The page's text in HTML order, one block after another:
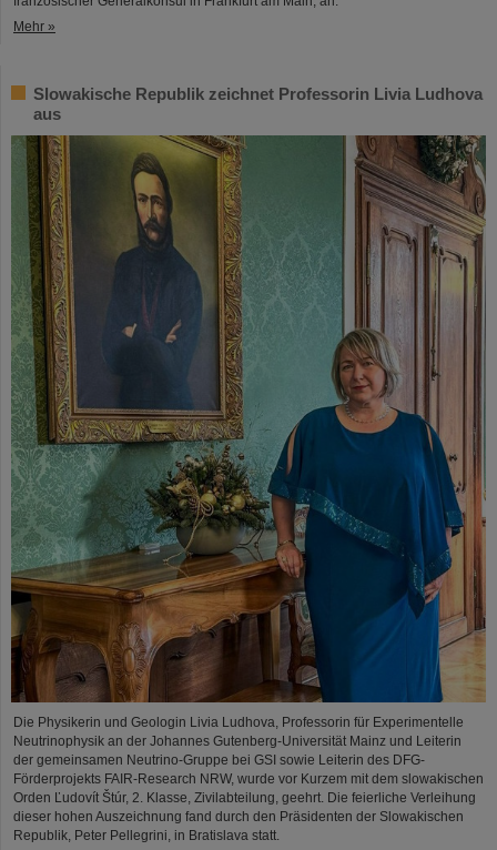
Mehr »
Slowakische Republik zeichnet Professorin Livia Ludhova
aus
Die Physikerin und Geologin Livia Ludhova, Professorin für Experimentelle
Neutrinophysik an der Johannes Gutenberg-Universität Mainz und Leiterin
der gemeinsamen Neutrino-Gruppe bei GSI sowie Leiterin des DFG-
Förderprojekts FAIR-Research NRW, wurde vor Kurzem mit dem slowakischen
Orden Ľudovít Štúr, 2. Klasse, Zivilabteilung, geehrt. Die feierliche Verleihung
dieser hohen Auszeichnung fand durch den Präsidenten der Slowakischen
Republik, Peter Pellegrini, in Bratislava statt.